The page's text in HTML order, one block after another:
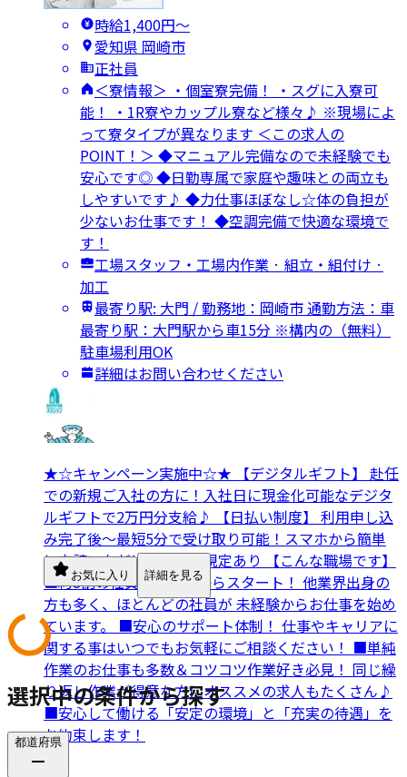
時給1,400円〜
愛知県 岡崎市
正社員
＜寮情報＞ ・個室寮完備！ ・スグに入寮可
能！ ・1R寮やカップル寮など様々♪ ※現場によ
って寮タイプが異なります ＜この求人の
POINT！＞ ◆マニュアル完備なので未経験でも
安心です◎ ◆日勤専属で家庭や趣味との両立も
しやすいです♪ ◆力仕事ほぼなし☆体の負担が
少ないお仕事です！ ◆空調完備で快適な環境で
す！
工場スタッフ・工場内作業 · 組立・組付け ·
加工
最寄り駅: 大門 / 勤務地：岡崎市 通勤方法：車
最寄り駅：大門駅から車15分 ※構内の（無料）
駐車場利用OK
詳細はお問い合わせください
★☆キャンペーン実施中☆★ 【デジタルギフト】 赴任
での新規ご入社の方に！入社日に現金化可能なデジタ
ルギフトで2万円分支給♪ 【日払い制度】 利用申し込
み完了後～最短5分で受け取り可能！スマホから簡単
に申請いただけます！※規定あり 【こんな職場です】
■約8割の社員が未経験からスタート！ 他業界出身の
方も多く、ほとんどの社員が 未経験からお仕事を始め
ています。 ■安心のサポート体制！ 仕事やキャリアに
関する事はいつでもお気軽にご相談ください！ ■単純
作業のお仕事も多数＆コツコツ作業好き必見！ 同じ繰
り返し作業が得意な方にオススメの求人もたくさん♪
■安心して働ける「安定の環境」と「充実の待遇」を
お約束します！
お気に入り 詳細を見る
選択中の条件から探す
都道府県